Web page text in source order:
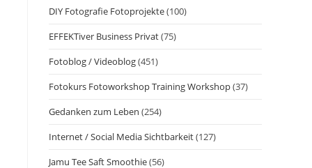
DIY Fotografie Fotoprojekte(100)
EFFEKTiver Business Privat(75)
Fotoblog / Videoblog(451)
Fotokurs Fotoworkshop Training Workshop(37)
Gedanken zum Leben (254)
Internet / Social Media Sichtbarkeit(127)
Jamu Tee Saft Smoothie(56)